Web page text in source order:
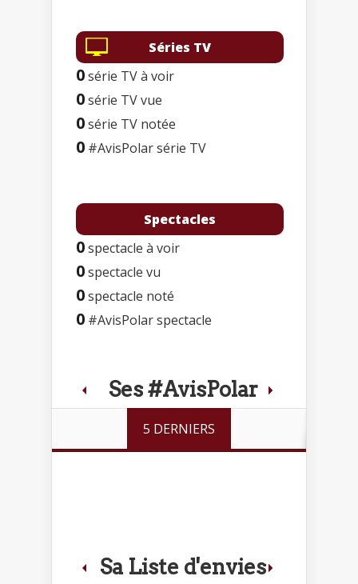
Séries TV
0série TV à voir
0série TV vue
0série TV notée
0 #AvisPolar série TV
Spectacles
0spectacle à voir
0spectacle vu
0spectacle noté
0 #AvisPolar spectacle
Ses #AvisPolar
5 DERNIERS
Sa Liste d'envies